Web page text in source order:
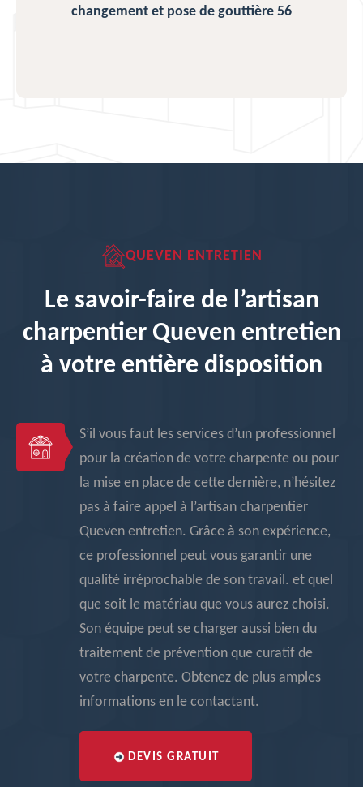
changement et pose de gouttière 56
QUEVEN ENTRETIEN
Le savoir-faire de l’artisan
charpentier Queven entretien
à votre entière disposition
S’il vous faut les services d’un professionnel
pour la création de votre charpente ou pour
la mise en place de cette dernière, n’hésitez
pas à faire appel à l’artisan charpentier
Queven entretien. Grâce à son expérience,
ce professionnel peut vous garantir une
qualité irréprochable de son travail. et quel
que soit le matériau que vous aurez choisi.
Son équipe peut se charger aussi bien du
traitement de prévention que curatif de
votre charpente. Obtenez de plus amples
informations en le contactant.
DEVIS GRATUIT